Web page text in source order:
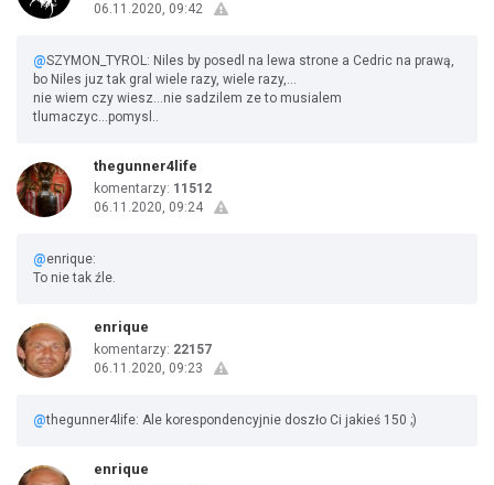
06.11.2020, 09:42
@SZYMON_TYROL: Niles by posedl na lewa strone a Cedric na prawą,
bo Niles juz tak gral wiele razy, wiele razy,...
nie wiem czy wiesz...nie sadzilem ze to musialem
tlumaczyc...pomysl..
thegunner4life
komentarzy: 11512
06.11.2020, 09:24
@enrique:
To nie tak źle.
enrique
komentarzy: 22157
06.11.2020, 09:23
@thegunner4life: Ale korespondencyjnie doszło Ci jakieś 150 ;)
enrique